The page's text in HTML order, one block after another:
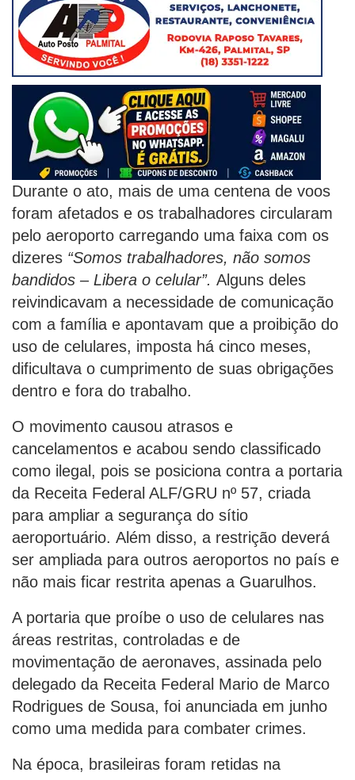
Durante o ato, mais de uma centena de voos
foram afetados e os trabalhadores circularam
pelo aeroporto carregando uma faixa com os
dizeres “Somos trabalhadores, não somos
bandidos – Libera o celular”. Alguns deles
reivindicavam a necessidade de comunicação
com a família e apontavam que a proibição do
uso de celulares, imposta há cinco meses,
dificultava o cumprimento de suas obrigações
dentro e fora do trabalho.
O movimento causou atrasos e
cancelamentos e acabou sendo classificado
como ilegal, pois se posiciona contra a portaria
da Receita Federal ALF/GRU nº 57, criada
para ampliar a segurança do sítio
aeroportuário. Além disso, a restrição deverá
ser ampliada para outros aeroportos no país e
não mais ficar restrita apenas a Guarulhos.
A portaria que proíbe o uso de celulares nas
áreas restritas, controladas e de
movimentação de aeronaves, assinada pelo
delegado da Receita Federal Mario de Marco
Rodrigues de Sousa, foi anunciada em junho
como uma medida para combater crimes.
Na época, brasileiras foram retidas na